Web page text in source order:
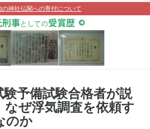
ストーカー対策
お子様見守り調査
企業調査
家出調査
調査料金
の神社仏閣への寄付について
験予備試験合格者が説
なぜ浮気調査を依頼す
のか